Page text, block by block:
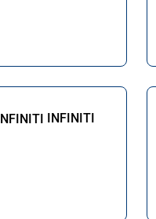
INFINITI